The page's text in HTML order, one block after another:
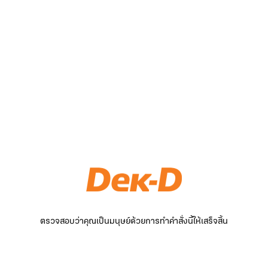
ตรวจสอบว่าคุณเป็นมนุษย์ด้วยการทำคำสั่งนี้ให้เสร็จสิ้น